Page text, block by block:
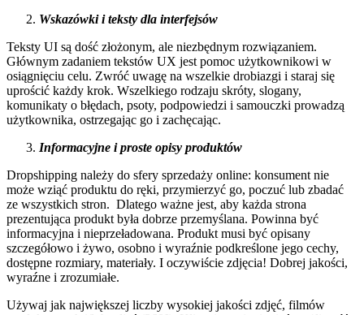
Wskazówki i teksty dla interfejsów
Teksty UI są dość złożonym, ale niezbędnym rozwiązaniem.
Głównym zadaniem tekstów UX jest pomoc użytkownikowi w
osiągnięciu celu. Zwróć uwagę na wszelkie drobiazgi i staraj się
uprościć każdy krok. Wszelkiego rodzaju skróty, slogany,
komunikaty o błędach, psoty, podpowiedzi i samouczki prowadzą
użytkownika, ostrzegając go i zachęcając.
Informacyjne i proste opisy produktów
Dropshipping należy do sfery sprzedaży online: konsument nie
może wziąć produktu do ręki, przymierzyć go, poczuć lub zbadać
ze wszystkich stron. Dlatego ważne jest, aby każda strona
prezentująca produkt była dobrze przemyślana. Powinna być
informacyjna i nieprzeładowana. Produkt musi być opisany
szczegółowo i żywo, osobno i wyraźnie podkreślone jego cechy,
dostępne rozmiary, materiały. I oczywiście zdjęcia! Dobrej jakości,
wyraźne i zrozumiałe.
Używaj jak największej liczby wysokiej jakości zdjęć, filmów